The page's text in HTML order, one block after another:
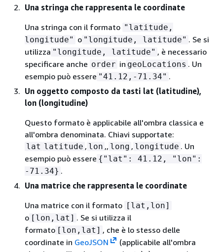
Una stringa che rappresenta le coordinate
Una stringa con il formato "latitude,
longitude" o "longitude, latitude" . Se si
utilizza "longitude, latitude" , è necessario
specificare anche order in geoLocations . Un
esempio può essere "41.12,-71.34" .
Un oggetto composto da tasti lat (latitudine),
lon (longitudine)
Questo formato è applicabile all'ombra classica e
all'ombra denominata. Chiavi supportate:
lat latitude , lon ,, long , longitude . Un
esempio può essere { "lat": 41.12, "lon":
-71.34} .
Una matrice che rappresenta le coordinate
Una matrice con il formato [lat,lon]
o [lon,lat] . Se si utilizza il
formato [lon,lat] , che è lo stesso delle
coordinate in GeoJSON
(applicabile all'ombra